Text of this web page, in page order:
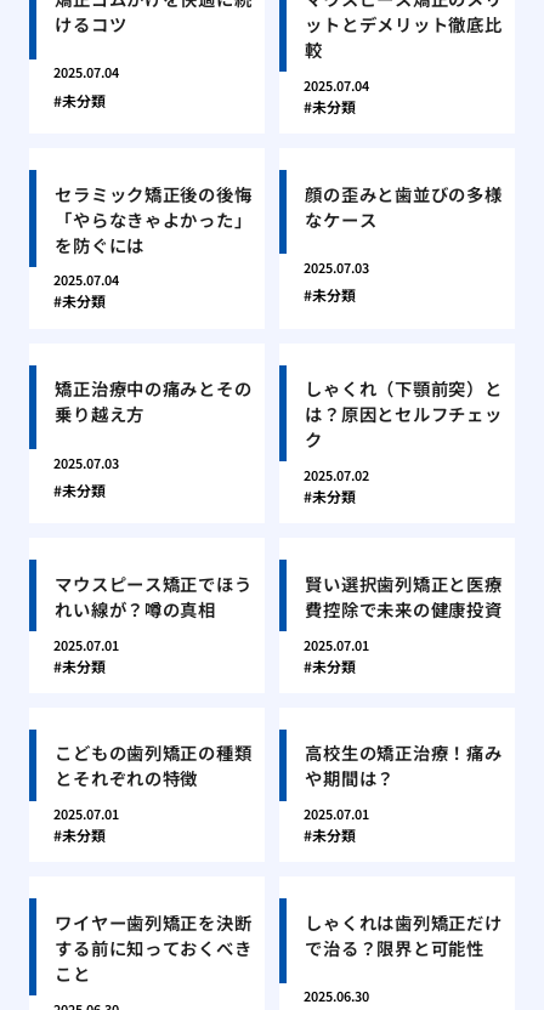
けるコツ
2025.07.04
未分類
ットとデメリット徹底比
較
2025.07.04
未分類
セラミック矯正後の後悔
「やらなきゃよかった」
を防ぐには
2025.07.04
未分類
顔の歪みと歯並びの多様
なケース
2025.07.03
未分類
矯正治療中の痛みとその
乗り越え方
2025.07.03
未分類
しゃくれ（下顎前突）と
は？原因とセルフチェッ
ク
2025.07.02
未分類
マウスピース矯正でほう
れい線が？噂の真相
2025.07.01
未分類
賢い選択歯列矯正と医療
費控除で未来の健康投資
2025.07.01
未分類
こどもの歯列矯正の種類
とそれぞれの特徴
2025.07.01
未分類
高校生の矯正治療！痛み
や期間は？
2025.07.01
未分類
ワイヤー歯列矯正を決断
する前に知っておくべき
こと
しゃくれは歯列矯正だけ
で治る？限界と可能性
2025.06.30